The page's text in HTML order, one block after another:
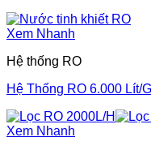
Xem Nhanh
Hệ thống RO
Hệ Thống RO 6.000 Lít/
Xem Nhanh